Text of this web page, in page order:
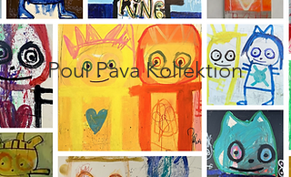
Poul Pava Kollektion